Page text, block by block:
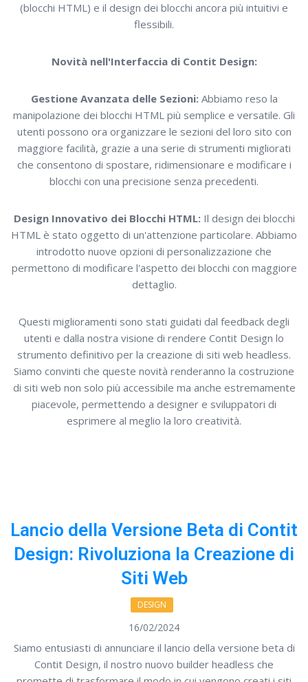
(blocchi HTML) e il design dei blocchi ancora più intuitivi e
flessibili.
Novità nell'Interfaccia di Contit Design:
Gestione Avanzata delle Sezioni:Abbiamo reso la
manipolazione dei blocchi HTML più semplice e versatile. Gli
utenti possono ora organizzare le sezioni del loro sito con
maggiore facilità, grazie a una serie di strumenti migliorati
che consentono di spostare, ridimensionare e modificare i
blocchi con una precisione senza precedenti.
Design Innovativo dei Blocchi HTML:Il design dei blocchi
HTML è stato oggetto di un'attenzione particolare. Abbiamo
introdotto nuove opzioni di personalizzazione che
permettono di modificare l'aspetto dei blocchi con maggiore
dettaglio.
Questi miglioramenti sono stati guidati dal feedback degli
utenti e dalla nostra visione di rendere Contit Design lo
strumento definitivo per la creazione di siti web headless.
Siamo convinti che queste novità renderanno la costruzione
di siti web non solo più accessibile ma anche estremamente
piacevole, permettendo a designer e sviluppatori di
esprimere al meglio la loro creatività.
Lancio della Versione Beta di Contit
Design: Rivoluziona la Creazione di
Siti Web
DESIGN
16/02/2024
Siamo entusiasti di annunciare il lancio della versione beta di
Contit Design, il nostro nuovo builder headless che